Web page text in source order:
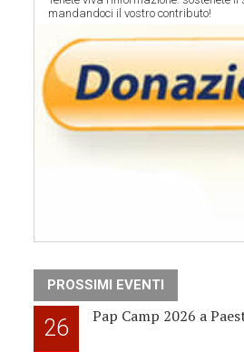
mandandoci il vostro contributo!
PROSSIMI EVENTI
26 Pap Camp 2026 a